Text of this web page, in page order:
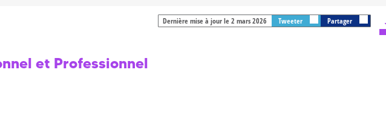
Dernière mise à jour le 2 mars 2026 Tweeter Partager
et Professionnel